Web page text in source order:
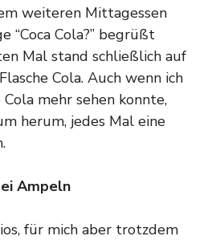
weiteren Mittagessen
“Coca Cola?” begrüßt
Mal stand schließlich auf
Cola. Auch wenn ich
mehr sehen konnte,
herum, jedes Mal eine
Ampeln
für mich aber trotzdem